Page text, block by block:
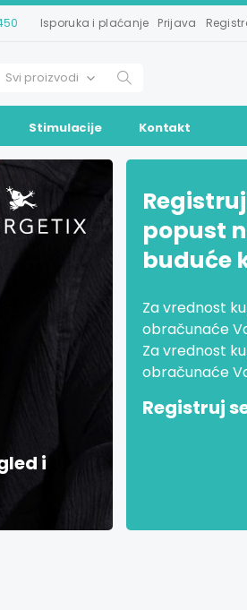
Isporuka i plaćanje Prijava
Stimulacije Kontakt
i
popust
buduće
Za vrednost
obračunaće
Za vrednost
obračunaće
Registruj